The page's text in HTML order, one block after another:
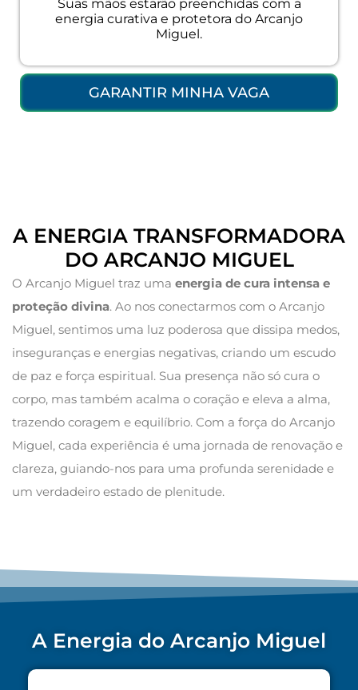
Suas mãos estarão preenchidas com a
energia curativa e protetora do Arcanjo
Miguel.
GARANTIR MINHA VAGA
A ENERGIA TRANSFORMADORA
DO ARCANJO MIGUEL
O Arcanjo Miguel traz uma energia de cura intensa e
proteção divina. Ao nos conectarmos com o Arcanjo
Miguel, sentimos uma luz poderosa que dissipa medos,
inseguranças e energias negativas, criando um escudo
de paz e força espiritual. Sua presença não só cura o
corpo, mas também acalma o coração e eleva a alma,
trazendo coragem e equilíbrio. Com a força do Arcanjo
Miguel, cada experiência é uma jornada de renovação e
clareza, guiando-nos para uma profunda serenidade e
um verdadeiro estado de plenitude.
A Energia do Arcanjo Miguel